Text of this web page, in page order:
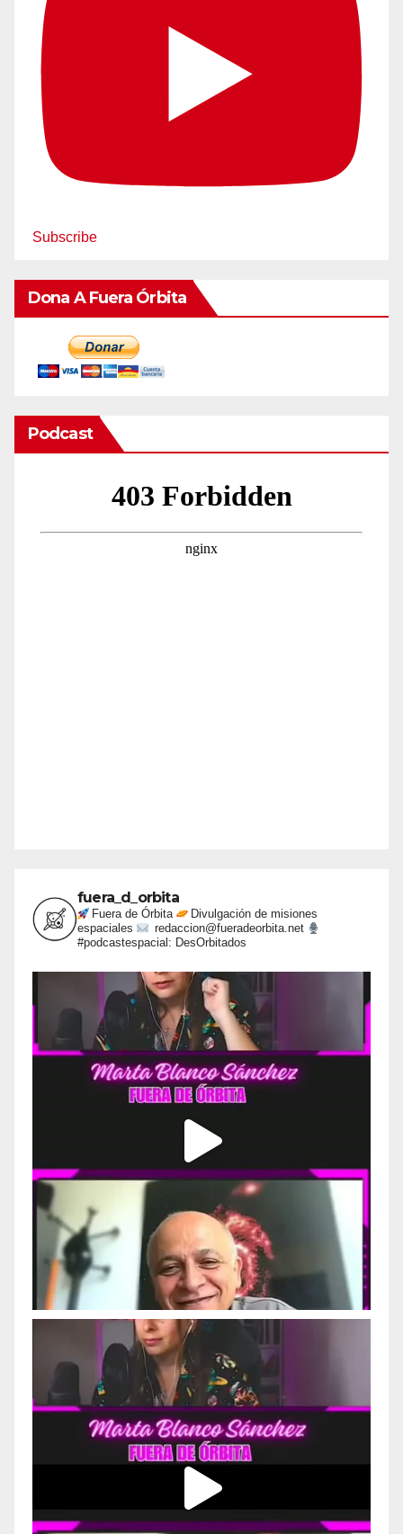
Subscribe
Dona A Fuera Órbita
Podcast
fuera_d_orbita
Fuera de Órbita
Divulgación de misiones
espaciales
redaccion@fueradeorbita.net
#podcastespacial: DesOrbitados